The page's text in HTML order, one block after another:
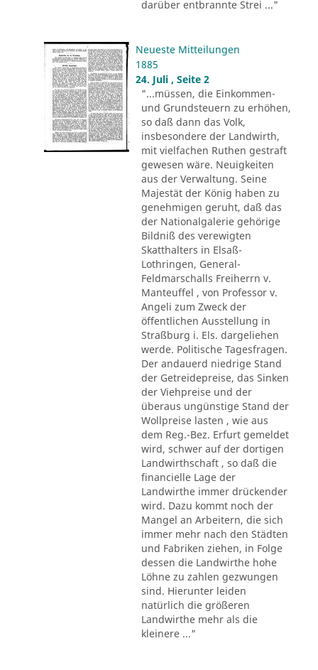
darüber entbrannte Strei ..."
Neueste Mitteilungen
1885
24. Juli , Seite 2
"...müssen, die Einkommen-
und Grundsteuern zu erhöhen,
so daß dann das Volk,
insbesondere der Landwirth,
mit vielfachen Ruthen gestraft
gewesen wäre. Neuigkeiten
aus der Verwaltung. Seine
Majestät der König haben zu
genehmigen geruht, daß das
der Nationalgalerie gehörige
Bildniß des verewigten
Skatthalters in Elsaß-
Lothringen, General-
Feldmarschalls Freiherrn v.
Manteuffel , von Professor v.
Angeli zum Zweck der
öffentlichen Ausstellung in
Straßburg i. Els. dargeliehen
werde. Politische Tagesfragen.
Der andauerd niedrige Stand
der Getreidepreise, das Sinken
der Viehpreise und der
überaus ungünstige Stand der
Wollpreise lasten , wie aus
dem Reg.-Bez. Erfurt gemeldet
wird, schwer auf der dortigen
Landwirthschaft , so daß die
financielle Lage der
Landwirthe immer drückender
wird. Dazu kommt noch der
Mangel an Arbeitern, die sich
immer mehr nach den Städten
und Fabriken ziehen, in Folge
dessen die Landwirthe hohe
Löhne zu zahlen gezwungen
sind. Hierunter leiden
natürlich die größeren
Landwirthe mehr als die
kleinere ..."